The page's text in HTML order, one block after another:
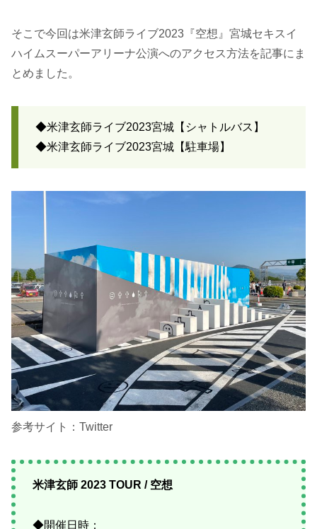
そこで今回は米津玄師ライブ2023『空想』宮城セキスイ
ハイムスーパーアリーナ公演へのアクセス方法を記事にま
とめました。
◆米津玄師ライブ2023宮城【シャトルバス】
◆米津玄師ライブ2023宮城【駐車場】
参考サイト：Twitter
米津玄師 2023 TOUR / 空想
◆開催日時：